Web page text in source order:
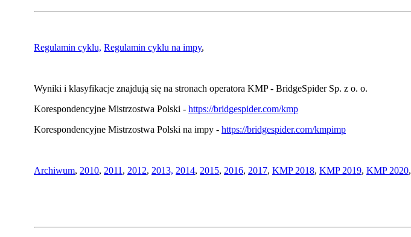
Regulamin cyklu, Regulamin cyklu na impy,
Wyniki i klasyfikacje znajdują się na stronach operatora KMP - BridgeSpider Sp. z o. o.
Korespondencyjne Mistrzostwa Polski - https://bridgespider.com/kmp
Korespondencyjne Mistrzostwa Polski na impy - https://bridgespider.com/kmpimp
Archiwum, 2010, 2011 , 2012, 2013, 2014, 2015, 2016, 2017, KMP 2018, KMP 2019, KMP 2020,